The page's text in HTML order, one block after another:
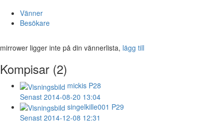
Vänner
Besökare
mirrower ligger inte på din vännerlista, lägg till
Kompisar (2)
mickis P28
Senast 2014-08-20 13:04
singelkille001 P29
Senast 2014-12-08 12:31